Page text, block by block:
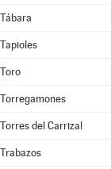
Tábara
Tapioles
Toro
Torregamones
Torres del Carrizal
Trabazos